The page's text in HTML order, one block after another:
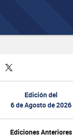
Edición del
6 de Agosto de 2026
Ediciones Anteriores